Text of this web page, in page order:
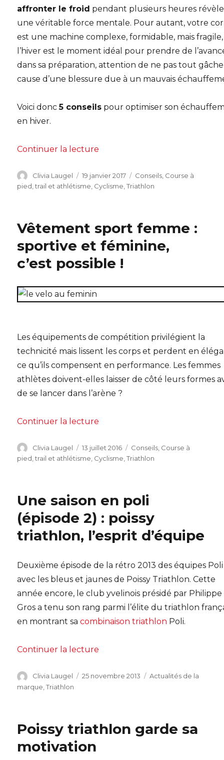
affronter le froid pendant plusieurs heures révèle
une véritable force mentale. Pour autant, votre
est une machine complexe, formidable, mais fragile,
l’hiver est le moment idéal pour prendre de
dans sa préparation, attention de ne pas tout
cause d’une blessure due à un mauvais
Voici donc5 conseils pour optimiser son
en hiver.
Continuer la lecture
Auteur
Clivia Laugel
Publié
le
19 janvier 2017 Catégories
Conseils, Course à
pied, trail et athlétisme, Cyclisme,Triathlon
Vêtement sport femme :
sportive et féminine,
c’est possible !
Les équipements de compétition privilégient la
technicité mais lissent les corps et perdent en
ce qu’ils compensent en performance. Les femmes
athlètes doivent-elles laisser de côté leurs formes
de se lancer dans l’arène ?
Continuer la lecture
Auteur
Clivia Laugel
Publié
le
13 juillet 2016 Catégories
Conseils, Course à
pied, trail et athlétisme, Cyclisme,Triathlon
Une saison en poli
(épisode 2) : poissy
triathlon, l’esprit d’équipe
Deuxième épisode de la rétro 2013 des équipes Poli
avec les bleus et jaunes de Poissy Triathlon. Cette
année encore, le club yvelinois présidé par Philippe
Gros a tenu son rang parmi l’élite du triathlon
en montrant sacombinaison triathlon Poli.
Continuer la lecture
Auteur
Clivia Laugel
Publié
25 novembre 2013 Catégories
Actualités de la
marque ,Triathlon
Poissy triathlon garde sa
motivation